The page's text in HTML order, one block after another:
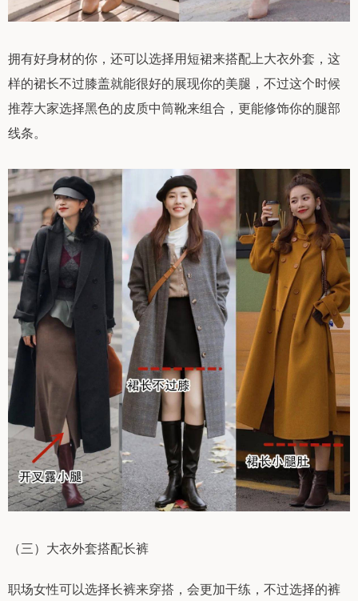
拥有好身材的你，还可以选择用短裙来搭配上大衣外套，这
样的裙长不过膝盖就能很好的展现你的美腿，不过这个时候
推荐大家选择黑色的皮质中筒靴来组合，更能修饰你的腿部
线条。
（三）大衣外套搭配长裤
职场女性可以选择长裤来穿搭，会更加干练，不过选择的裤